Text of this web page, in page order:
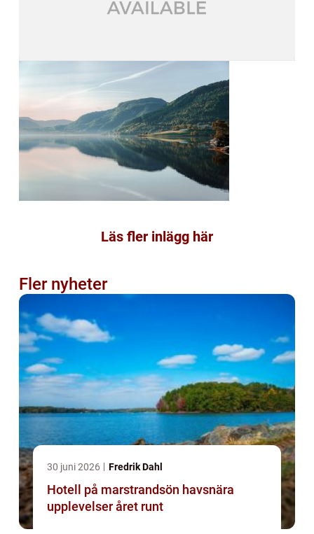
Läs fler inlägg här
Fler nyheter
30 juni 2026 Fredrik Dahl
Hotell på marstrandsön havsnära
upplevelser året runt